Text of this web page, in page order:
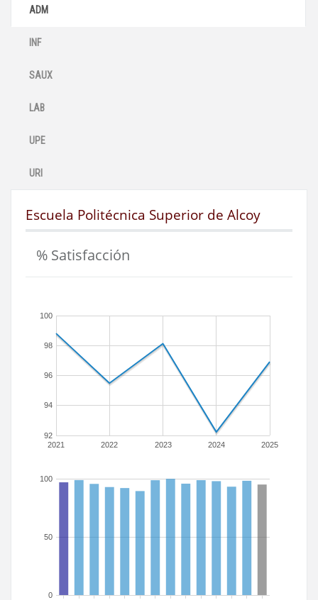
ADM
INF
SAUX
LAB
UPE
URI
Escuela Politécnica Superior de Alcoy
% Satisfacción
2021 2022 2023 2024 2025
92
94
96
98
100
0
50
100